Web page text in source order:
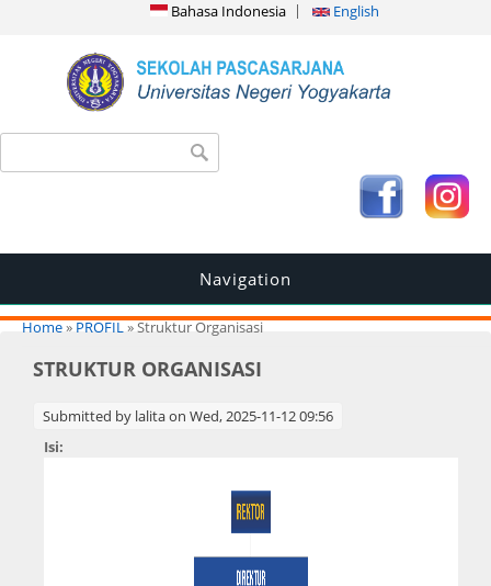
Bahasa Indonesia English
Search form
Navigation
You are here
Home» PROFIL» Struktur Organisasi
STRUKTUR ORGANISASI
Submitted by lalitaon Wed, 2025-11-12 09:56
Isi: